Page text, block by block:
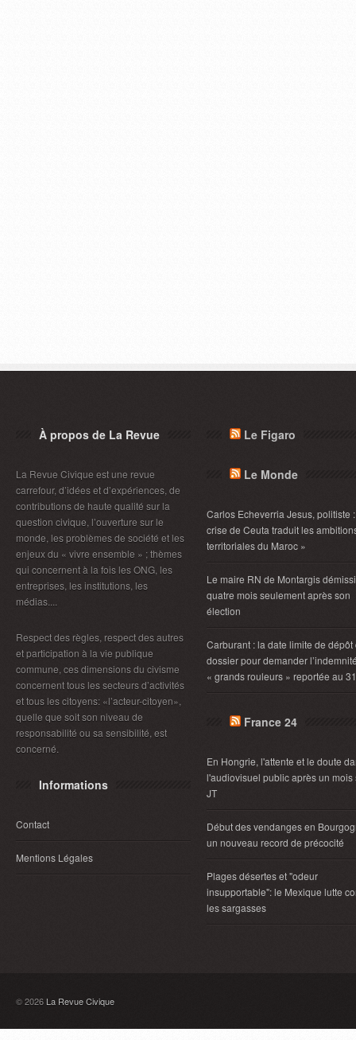
À propos de La Revue
La Revue Civique est une revue
carrefour, d’idées et d’expériences, de
contributions de haute qualité sur la
question civique, l’ouverture sur le
monde, les problèmes de société et les
enjeux du « vivre ensemble » ; thèmes
qui concernent à la fois les ONG, les
entreprises, les institutions, les
médias....
Respect des règles, respect des autres
et participation à la vie publique
commune, ces dimensions du civisme
concernent tous les secteurs d’activités
et tous les citoyens: «l’acteur-citoyen»,
quelle que soit son niveau de
responsabilité ou sa sensibilité, est
concerné.
Informations
Contact
Mentions Légales
Le Figaro
Le Monde
Carlos Echeverria Jesus, politiste
crise de Ceuta traduit les
territoriales du Maroc »
Le maire RN de Montargis
quatre mois seulement après son
élection
Carburant : la date limite de dépôt
dossier pour demander
« grands rouleurs » reportée au
France 24
En Hongrie, l'attente et le doute
l'audiovisuel public après un mois
JT
Début des vendanges en
un nouveau record de précocité
Plages désertes et "odeur
insupportable": le Mexique lutte
les sargasses
© 2026 La Revue Civique